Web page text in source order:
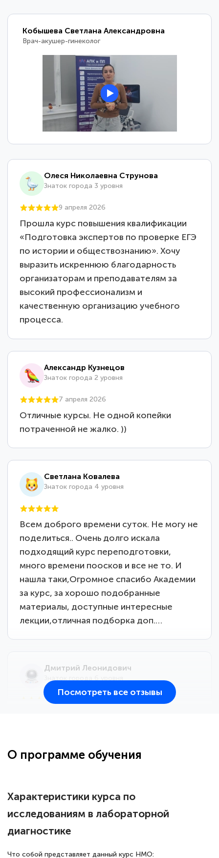
Кобышева Светлана Александровна
Врач-акушер-гинеколог
Олеся Николаевна Струнова
Знаток города 3 уровня
9 апреля 2026
Прошла курс повышения квалификации
«Подготовка экспертов по проверке ЕГЭ
по истории и обществознанию». Хочу
выразить искреннюю благодарность
организаторам и преподавателям за
высокий профессионализм и
качественную организацию учебного
процесса.
Александр Кузнецов
Знаток города 2 уровня
7 апреля 2026
Отличные курсы. Не одной копейки
потраченной не жалко. ))
Светлана Ковалева
Знаток города 4 уровня
Всем доброго времени суток. Не могу не
поделиться.. Очень долго искала
подходящий курс переподготовки,
много времени поосков и все не то. И
нашла таки,Огромное спасибо Академии
за курс, за хорошо подобранные
материалы, доступные интересные
лекции,отличная подборка доп.…
Дмитрий Леонидович
большое количество методических
Елена Кравченко
Посмотреть все отзывы
О программе обучения
Характеристики курса по
исследованиям в лабораторной
диагностике
Что собой представляет данный курс НМО: